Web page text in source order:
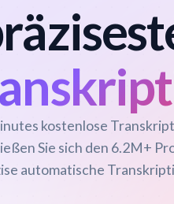
kostenlose
Sie sich den 6.2M+
automatische